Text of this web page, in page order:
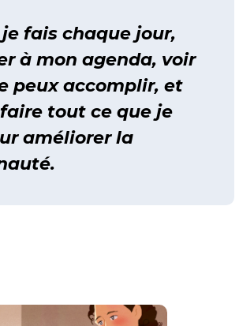
je fais chaque jour,
à mon agenda, voir
peux accomplir, et
tout ce que je
améliorer la